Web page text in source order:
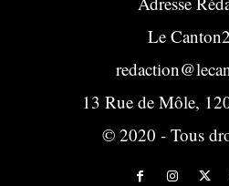
Le
13 Rue de Môle,
© 2020 - Tous